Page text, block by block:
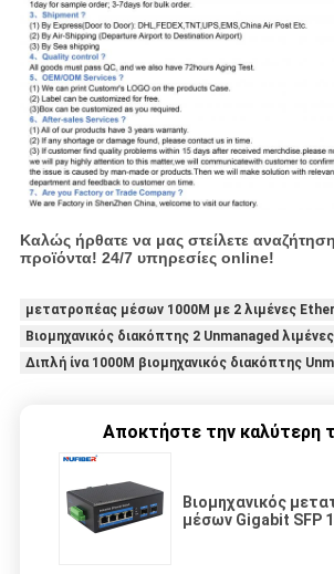
Καλώς ήρθατε να μας στείλετε
προϊόντα! 24/7 υπηρεσίες online!
μετατροπέας μέσων 1000M με 2 λιμένες
Βιομηχανικός διακόπτης 2 Unmanaged λιμένες
Διπλή ίνα 1000M βιομηχανικός διακόπτης
Αποκτήστε την καλύτερη
Βιομηχανικός
μέσων Gigabit SFP